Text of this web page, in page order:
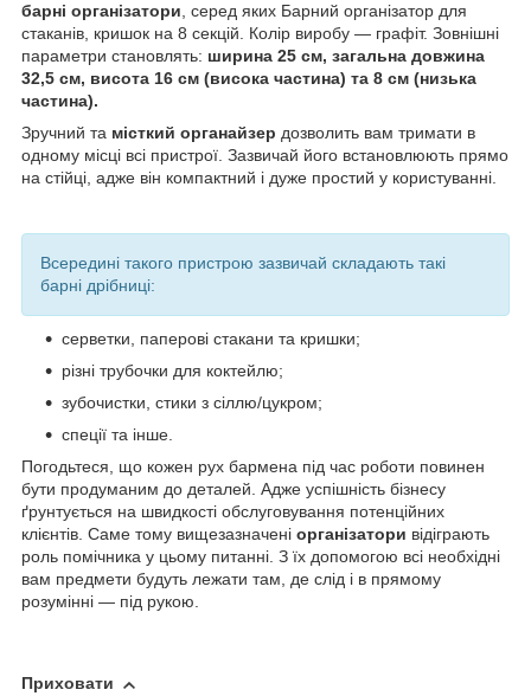
барні організатори, серед яких Барний організатор для
стаканів, кришок на 8 секцій. Колір виробу — графіт. Зовнішні
параметри становлять: ширина 25 см, загальна довжина
32,5 см, висота 16 см (висока частина) та 8 см (низька
частина).
Зручний та місткий органайзер дозволить вам тримати в
одному місці всі пристрої. Зазвичай його встановлюють прямо
на стійці, адже він компактний і дуже простий у користуванні.
Всередині такого пристрою зазвичай складають такі
барні дрібниці:
серветки, паперові стакани та кришки;
різні трубочки для коктейлю;
зубочистки, стики з сіллю/цукром;
спеції та інше.
Погодьтеся, що кожен рух бармена під час роботи повинен
бути продуманим до деталей. Адже успішність бізнесу
ґрунтується на швидкості обслуговування потенційних
клієнтів. Саме тому вищезазначені організатори відіграють
роль помічника у цьому питанні. З їх допомогою всі необхідні
вам предмети будуть лежати там, де слід і в прямому
розумінні — під рукою.
Приховати